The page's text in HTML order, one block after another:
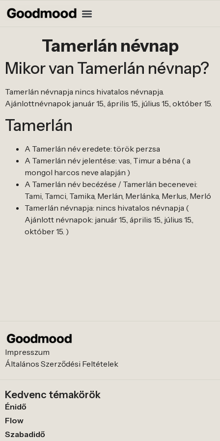
Tamerlán névnap
Mikor van Tamerlán névnap?
Tamerlán névnapja nincs hivatalos névnapja.
Ajánlottnévnapok január 15., április 15., július 15., október 15.
Tamerlán
A Tamerlán név eredete: török perzsa
A Tamerlán név jelentése: vas, Timur a béna ( a
mongol harcos neve alapján )
A Tamerlán név becézése / Tamerlán becenevei:
Tami, Tamci, Tamika, Merlán, Merlánka, Merlus, Merló
Tamerlán névnapja: nincs hivatalos névnapja (
Ajánlott névnapok: január 15., április 15., július 15.,
október 15. )
Impresszum
Általános Szerződési Feltételek
Kedvenc témakörök
Énidő
Flow
Szabadidő